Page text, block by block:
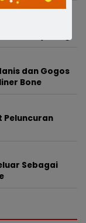
Surga
Canyoning
dan Gogos
Bone
Peluncuran
Sebagai